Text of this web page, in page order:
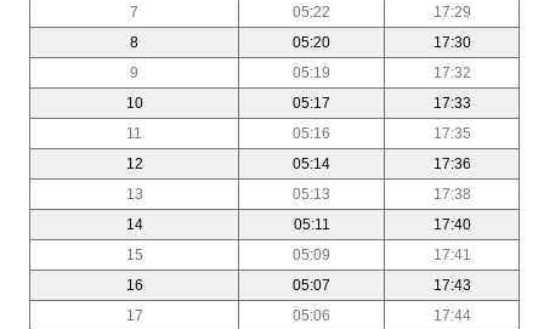
7
05:22
17:29
8
05:20
17:30
9
05:19
17:32
10
05:17
17:33
11
05:16
17:35
12
05:14
17:36
13
05:13
17:38
14
05:11
17:40
15
05:09
17:41
16
05:07
17:43
17
05:06
17:44